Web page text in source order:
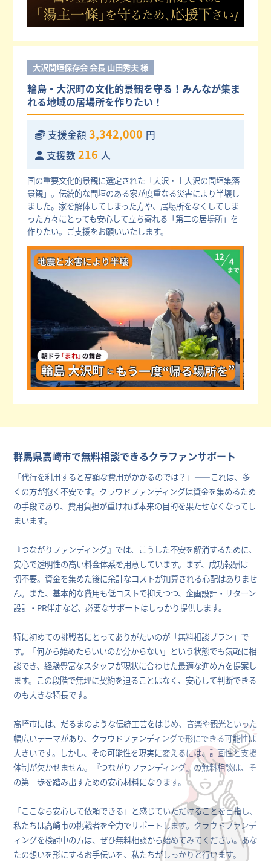
大沢間垣保存会 会長 山田秀夫 様
輪島・大沢町の文化的景観を守る！みんなが集ま
れる地域の居場所を作りたい！
支援金額 3,342,000 円
支援数 216 人
国の重要文化的景観に選定された「大沢・上大沢の間垣集落
景観」。伝統的な間垣のある家が度重なる災害により半壊し
ました。家を解体してしまった方や、居場所をなくしてしま
った方々にとっても安心して立ち寄れる「第二の居場所」を
作りたい。ご支援をお願いいたします。
群馬県高崎市で無料相談できるクラファンサポート
「代行を利用すると高額な費用がかかるのでは？」――これは、多
くの方が抱く不安です。クラウドファンディングは資金を集めるため
の手段であり、費用負担が重ければ本来の目的を果たせなくなってし
まいます。
『つながりファンディング』では、こうした不安を解消するために、
安心で透明性の高い料金体系を用意しています。まず、成功報酬は一
切不要。資金を集めた後に余計なコストが加算される心配はありませ
ん。また、基本的な費用も低コストで抑えつつ、企画設計・リターン
設計・PR伴走など、必要なサポートはしっかり提供します。
特に初めての挑戦者にとってありがたいのが「無料相談プラン」で
す。「何から始めたらいいのか分からない」という状態でも気軽に相
談でき、経験豊富なスタッフが現状に合わせた最適な進め方を提案し
ます。この段階で無理に契約を迫ることはなく、安心して判断できる
のも大きな特長です。
高崎市には、だるまのような伝統工芸をはじめ、音楽や観光といった
幅広いテーマがあり、クラウドファンディングで形にできる可能性は
大きいです。しかし、その可能性を現実に変えるには、計画性と支援
体制が欠かせません。『つながりファンディング』の無料相談は、そ
の第一歩を踏み出すための安心材料になります。
「ここなら安心して依頼できる」と感じていただけることを目指し、
私たちは高崎市の挑戦者を全力でサポートします。クラウドファンデ
ィングを検討中の方は、ぜひ無料相談から始めてみてください。あな
たの想いを形にするお手伝いを、私たちがしっかりと行います。